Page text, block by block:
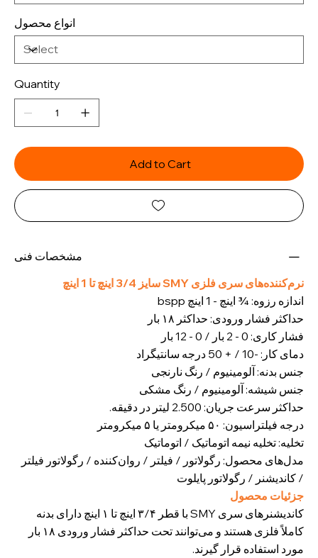
انواع محصول
Quantity
Add to Cart
مشخصات فنی
نرم‌کننده‌های سری فلزی SMY سایز 3/4 اینچ تا 1 اینچ
اندازه رزوه: ¾ اینچ - 1 اینچ bspp
حداکثر فشار ورودی: حداکثر ۱۸ بار
فشار کاری: 0 - 2 بار / 0 - 12 بار
دمای کار: -10 / + 50 درجه سانتیگراد
جنس بدنه: آلومینیوم / رنگ نارنجی
جنس شیشه: آلومینیوم / رنگ مشکی
حداکثر سرعت جریان: 2.500 لیتر در دقیقه.
درجه فیلتراسیون: ۵۰ میکرومتر یا ۵ میکرومتر
تخلیه: تخلیه نیمه اتوماتیک / اتوماتیک
مدل‌های محصول: رگولاتور / فیلتر / روان‌کننده / رگولاتور فیلتر
/ کاندیشنر / رگولاتور پایلوت
جزئیات محصول
کاندیشنرهای سری SMY با قطر ۳/۴ اینچ تا ۱ اینچ دارای بدنه
کاملاً فلزی هستند و می‌توانند تحت حداکثر فشار ورودی ۱۸ بار
مورد استفاده قرار گیرند.